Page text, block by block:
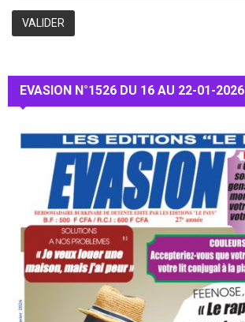
EVASION N°1526 DU 16 AU 22-01-2026